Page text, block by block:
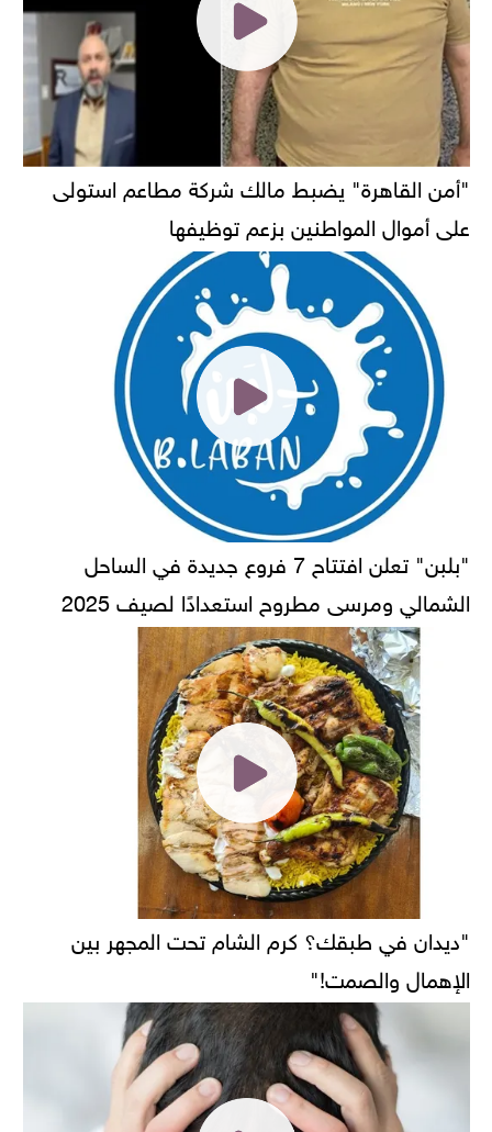
"أمن القاهرة" يضبط مالك شركة مطاعم استولى
على أموال المواطنين بزعم توظيفها
"بلبن" تعلن افتتاح 7 فروع جديدة في الساحل
الشمالي ومرسى مطروح استعدادًا لصيف 2025
"ديدان في طبقك؟ كرم الشام تحت المجهر بين
الإهمال والصمت!"